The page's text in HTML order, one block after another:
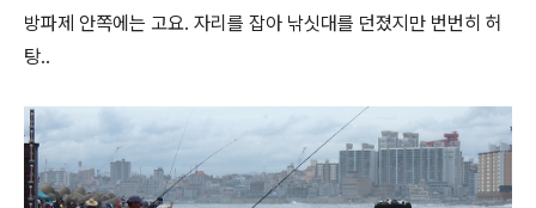
방파제 안쪽에는 고요. 자리를 잡아 낚싯대를 던졌지만 번번히 허
탕..